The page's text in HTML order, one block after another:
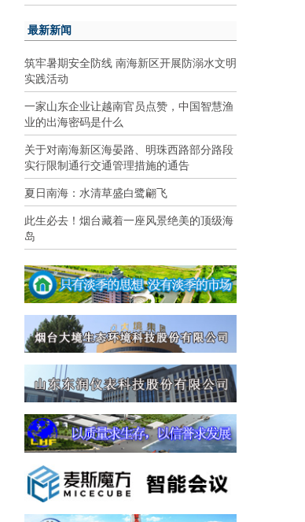
最新新闻
筑牢暑期安全防线 南海新区开展防溺水文明
实践活动
一家山东企业让越南官员点赞，中国智慧渔
业的出海密码是什么
关于对南海新区海晏路、明珠西路部分路段
实行限制通行交通管理措施的通告
夏日南海：水清草盛白鹭翩飞
此生必去！烟台藏着一座风景绝美的顶级海
岛